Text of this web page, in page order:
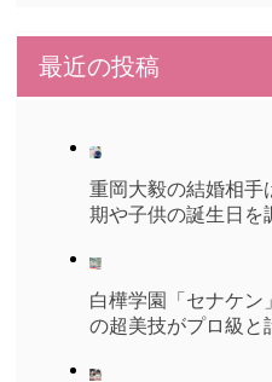
最近の投稿
重岡大毅の結婚相手
期や子供の誕生日を
白樺学園「セナケン
の超美技がプロ級と